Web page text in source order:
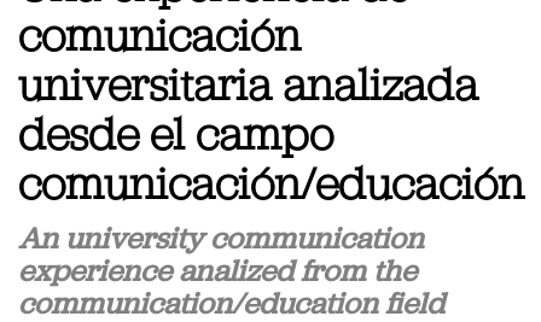
comunicación
universitaria analizada
desde el campo
comunicación/educación
An university communication
experience analized from the
communication/education field